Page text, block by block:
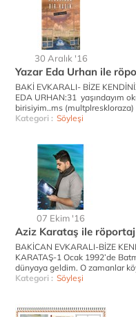
30 Aralık '16
Yazar Eda Urhan ile
BAKİ EVKARALI- BİZE
EDA URHAN:31 yaşındayım
birisiyim..ms (multplreskloraza)
Kategori : Söyleşi
07 Ekim '16
Aziz Karataş ile röportaj
BAKİCAN EVKARALI-BİZE
KARATAŞ-1 Ocak 1992’de
dünyaya geldim. O zamanlar
Kategori : Söyleşi